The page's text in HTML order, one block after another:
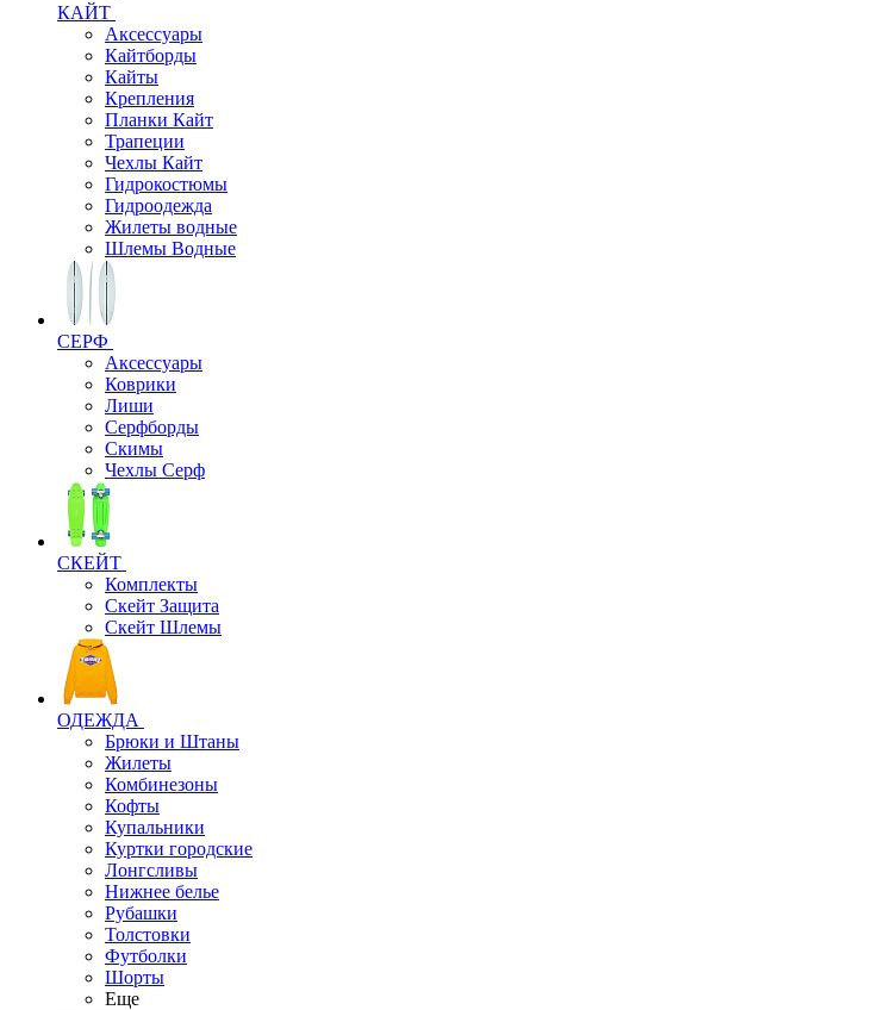
КАЙТ
Аксессуары
Кайтборды
Кайты
Крепления
Планки Кайт
Трапеции
Чехлы Кайт
Гидрокостюмы
Гидроодежда
Жилеты водные
Шлемы Водные
СЕРФ
Аксессуары
Коврики
Лиши
Серфборды
Скимы
Чехлы Cерф
СКЕЙТ
Комплекты
Скейт Защита
Скейт Шлемы
ОДЕЖДА
Брюки и Штаны
Жилеты
Комбинезоны
Кофты
Купальники
Куртки городские
Лонгсливы
Нижнее белье
Рубашки
Толстовки
Футболки
Шорты
Еще